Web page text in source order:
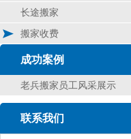
长途搬家
搬家收费
成功案例
老兵搬家员工风采展示
联系我们